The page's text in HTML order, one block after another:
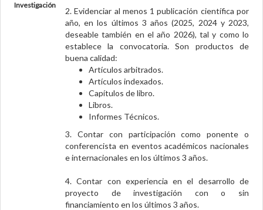
Investigación
2. Evidenciar al menos 1 publicación científica por
año, en los últimos 3 años (2025, 2024 y 2023,
deseable también en el año 2026), tal y como lo
establece la convocatoria. Son productos de
buena calidad:
Artículos arbitrados.
Artículos indexados.
Capítulos de libro.
Libros.
Informes Técnicos.
3. Contar con participación como ponente o
conferencista en eventos académicos nacionales
e internacionales en los últimos 3 años.
4. Contar con experiencia en el desarrollo de
proyecto de investigación con o sin
financiamiento en los últimos 3 años.